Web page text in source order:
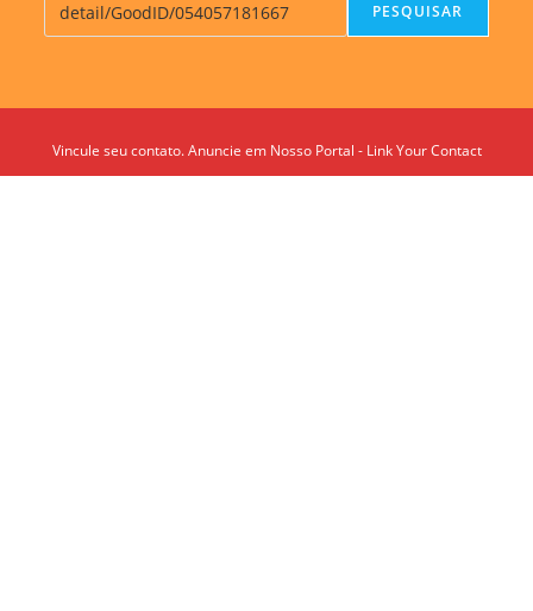
PESQUISAR
Vincule seu contato. Anuncie em Nosso Portal - Link Your Contact